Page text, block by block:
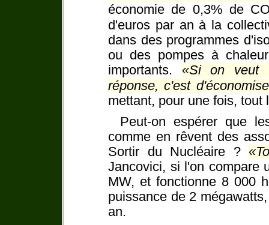
économie de 0,3% de
d'euros par an à la
dans des programmes
ou des pompes à
importants.
Si on veut
réponse, c'est
mettant, pour une fois, tout
Peut-on espérer que
comme en rêvent des
Sortir du Nucléaire ?
Jancovici, si l'on compare
MW, et fonctionne 8 000
puissance de 2
an.